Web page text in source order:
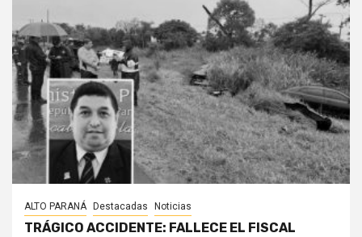
ALTO PARANÁ Destacadas Noticias
TRÁGICO ACCIDENTE: FALLECE EL FISCAL